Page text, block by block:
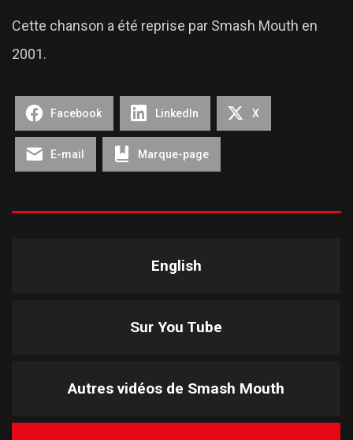
Cette chanson a été reprise par Smash Mouth en
2001.
Facebook LinkedIn X
E-mail Marque-page
English
Sur You Tube
Autres vidéos de Smash Mouth